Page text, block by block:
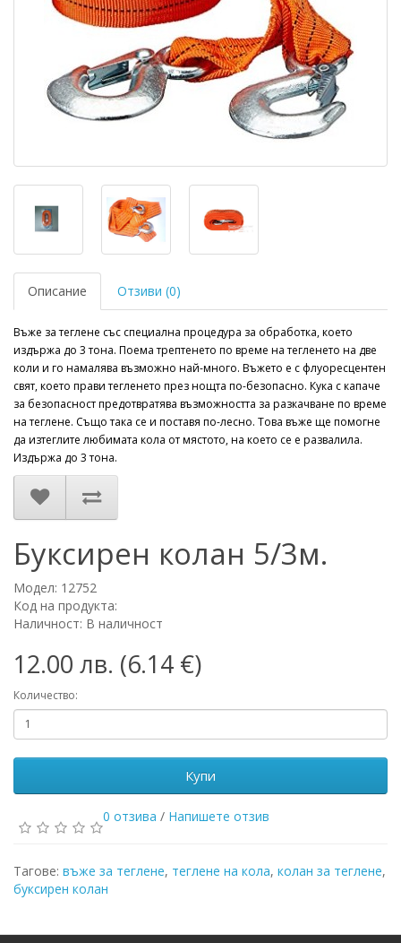
Описание Отзиви (0)
Въже за теглене със специална процедура за обработка, което
издържа до 3 тона. Поема трептенето по време на тегленето на две
коли и го намалява възможно най-много. Въжето е с флуоресцентен
свят, което прави тегленето през нощта по-безопасно. Кука с капаче
за безопасност предотвратява възможността за разкачване по време
на теглене. Също така се и поставя по-лесно. Това въже ще помогне
да изтеглите любимата кола от мястото, на което се е развалила.
Издържа до 3 тона.
Буксирен колан 5/3м.
Модел: 12752
Код на продукта:
Наличност: В наличност
12.00 лв. (6.14 €)
Количество:
Купи
0 отзива / Напишете отзив
Тагове: въже за теглене, теглене на кола, колан за теглене,
буксирен колан